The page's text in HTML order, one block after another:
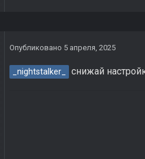
Опубликовано 5 апреля, 2025
_nightstalker_ снижай